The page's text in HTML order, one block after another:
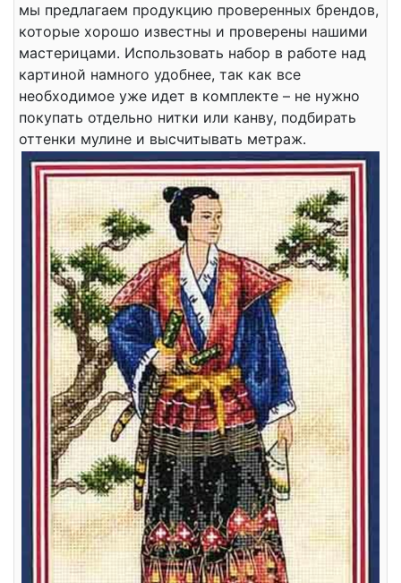
мы предлагаем продукцию проверенных брендов,
которые хорошо известны и проверены нашими
мастерицами. Использовать набор в работе над
картиной намного удобнее, так как все
необходимое уже идет в комплекте – не нужно
покупать отдельно нитки или канву, подбирать
оттенки мулине и высчитывать метраж.